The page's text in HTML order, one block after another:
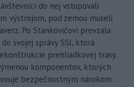
do nej vstupovali
výstrojom, pod zemou museli
Po Stankovičovi prevzala
svojej správy SSJ, ktorá
prehliadkovej trasy.
komponentov, ktorých
bezpečnostným nárokom.